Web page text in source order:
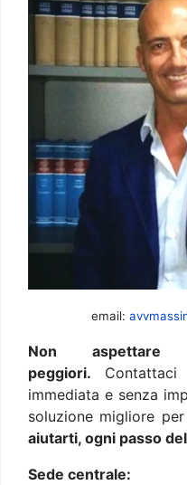
email:
Non
peggiori. Contattaci
immediata e senza
soluzione migliore
aiutarti, ogni passo
Sede centrale: